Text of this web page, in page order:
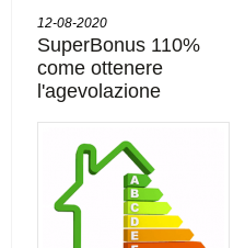
12-08-2020
SuperBonus 110%
come ottenere
l'agevolazione